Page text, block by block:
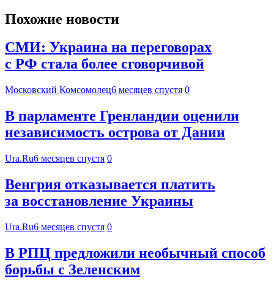
Похожие новости
СМИ: Украина на переговорах
с РФ стала более сговорчивой
Московский Комсомолец6 месяцев спустя 0
В парламенте Гренландии оценили
независимость острова от Дании
Ura.Ru6 месяцев спустя 0
Венгрия отказывается платить
за восстановление Украины
Ura.Ru6 месяцев спустя 0
В РПЦ предложили необычный способ
борьбы с Зеленским